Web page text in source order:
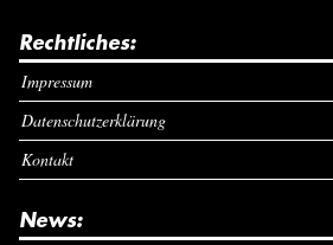
Rechtliches:
Impressum
Datenschutzerklärung
Kontakt
News: